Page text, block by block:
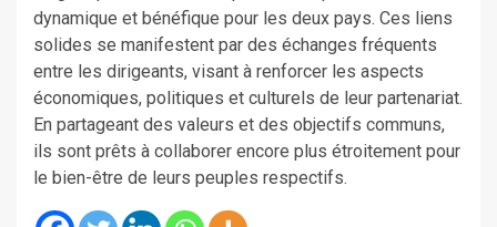
dynamique et bénéfique pour les deux pays. Ces liens
solides se manifestent par des échanges fréquents
entre les dirigeants, visant à renforcer les aspects
économiques, politiques et culturels de leur partenariat.
En partageant des valeurs et des objectifs communs,
ils sont prêts à collaborer encore plus étroitement pour
le bien-être de leurs peuples respectifs.